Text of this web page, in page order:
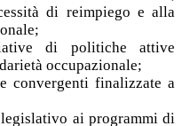
di reimpiego e alla
di politiche attive
occupazionale;
convergenti finalizzate a
ai programmi di